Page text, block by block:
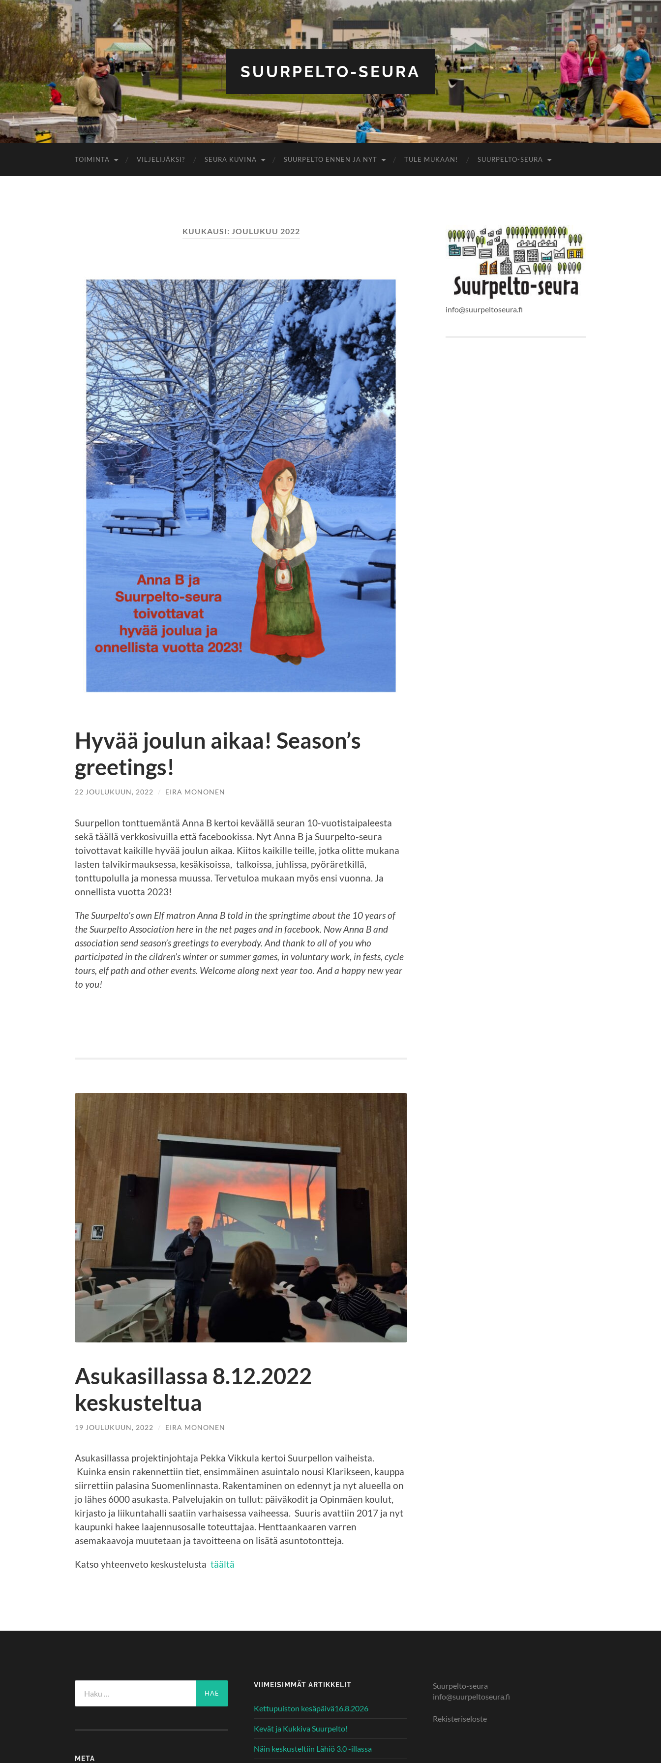
SUURPELTO-SEURA
TOIMINTA VILJELIJÄKSI? SEURA KUVINA SUURPELTO ENNEN JA NYT TULE MUKAAN! SUURPELTO-SEURA
KUUKAUSI: JOULUKUU 2022
Hyvää joulun aikaa! Season’s
greetings!
22 JOULUKUUN, 2022 / EIRA MONONEN
Suurpellon tonttuemäntä Anna B kertoi keväällä seuran 10-vuotistaipaleesta
sekä täällä verkkosivuilla että facebookissa. Nyt Anna B ja Suurpelto-seura
toivottavat kaikille hyvää joulun aikaa. Kiitos kaikille teille, jotka olitte mukana
lasten talvikirmauksessa, kesäkisoissa, talkoissa, juhlissa, pyöräretkillä,
tonttupolulla ja monessa muussa. Tervetuloa mukaan myös ensi vuonna. Ja
onnellista vuotta 2023!
The Suurpelto’s own Elf matron Anna B told in the springtime about the 10 years of
the Suurpelto Association here in the net pages and in facebook. Now Anna B and
association send season’s greetings to everybody. And thank to all of you who
participated in the cildren’s winter or summer games, in voluntary work, in fests, cycle
tours, elf path and other events. Welcome along next year too. And a happy new year
to you!
Asukasillassa 8.12.2022
keskusteltua
19 JOULUKUUN, 2022 / EIRA MONONEN
Asukasillassa projektinjohtaja Pekka Vikkula kertoi Suurpellon vaiheista.
Kuinka ensin rakennettiin tiet, ensimmäinen asuintalo nousi Klarikseen, kauppa
siirrettiin palasina Suomenlinnasta. Rakentaminen on edennyt ja nyt alueella on
jo lähes 6000 asukasta. Palvelujakin on tullut: päiväkodit ja Opinmäen koulut,
kirjasto ja liikuntahalli saatiin varhaisessa vaiheessa. Suuris avattiin 2017 ja nyt
kaupunki hakee laajennusosalle toteuttajaa. Henttaankaaren varren
asemakaavoja muutetaan ja tavoitteena on lisätä asuntotontteja.
Katso yhteenveto keskustelusta täältä
info@suurpeltoseura.fi
META
VIIMEISIMMÄT ARTIKKELIT
Kettupuiston kesäpäivä16.8.2026
Kevät ja Kukkiva Suurpelto!
Näin keskusteltiin Lähiö 3.0 -illassa
Suurpelto-seura
info@suurpeltoseura.fi
Rekisteriseloste